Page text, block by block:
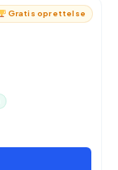
Gratis oprettelse